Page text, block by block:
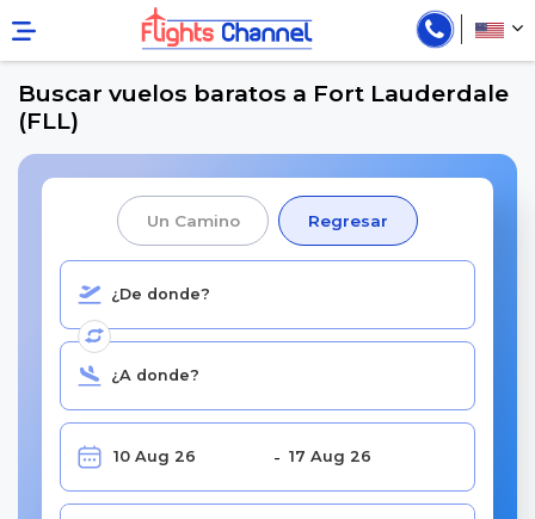
Buscar vuelos baratos a Fort Lauderdale
(FLL)
Un Camino Regresar